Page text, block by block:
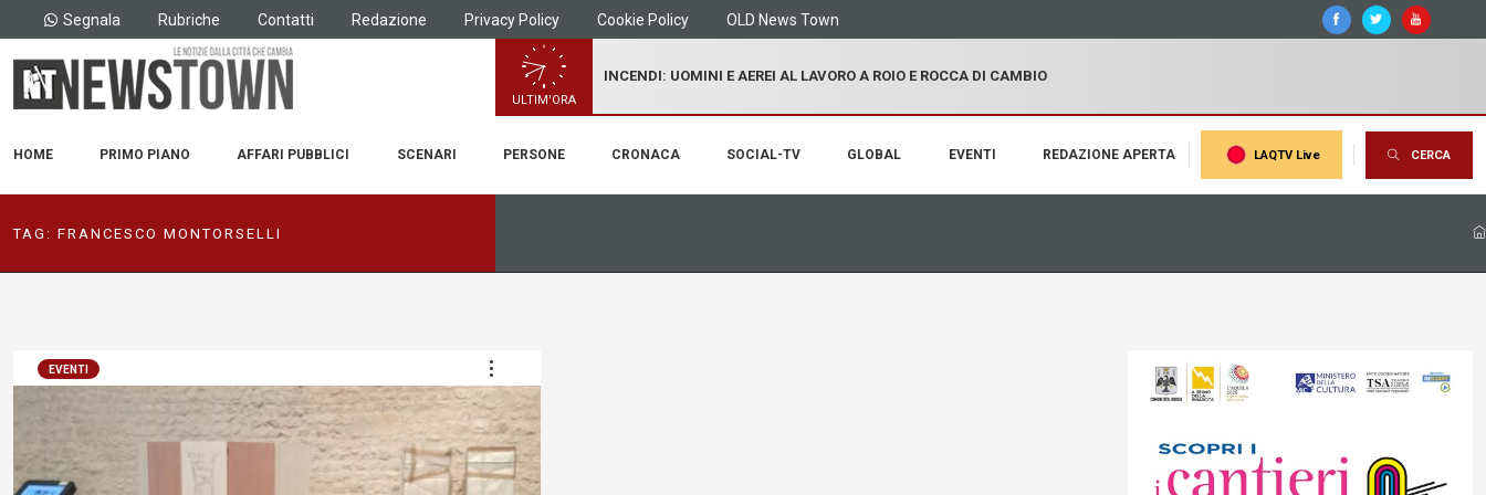
Segnala Rubriche Contatti Redazione Privacy Policy Cookie Policy OLD News Town
ULTIM'ORA
INCENDI: UOMINI E AEREI AL LAVORO A ROIO E ROCCA DI CAMBIO
HOME PRIMO PIANO AFFARI PUBBLICI SCENARI PERSONE CRONACA SOCIAL-TV GLOBAL EVENTI REDAZIONE APERTA LAQTV Live CERCA
TAG: FRANCESCO MONTORSELLI
EVENTI